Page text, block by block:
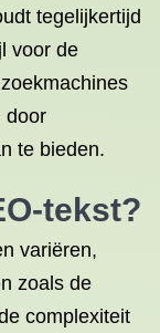
tegelijkertijd
voor de
door
te bieden.
tekst?
variëren,
zoals de
complexiteit